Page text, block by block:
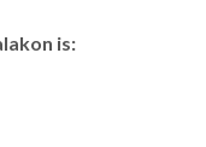
is: